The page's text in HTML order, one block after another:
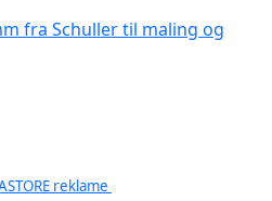
fra Schuller til maling og
reklame